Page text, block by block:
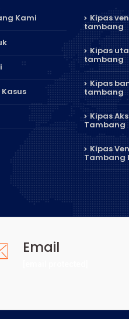
Kami Kipas
tambang
Kipas
tambang
Kipas
tambang
Kipas
Tambang
Kipas
Tambang
Email